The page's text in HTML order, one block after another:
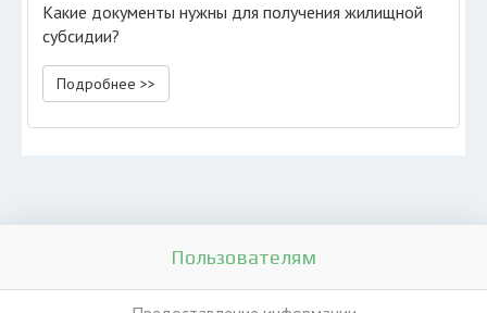
Какие документы нужны для получения жилищной
субсидии?
Подробнее >>
Пользователям